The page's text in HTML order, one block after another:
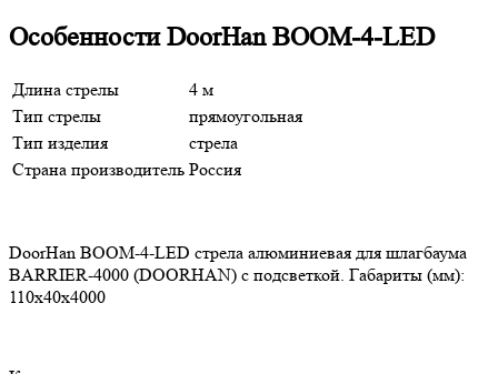
Особенности DoorHan BOOM-4-LED
Длина стрелы
4 м
Тип стрелы
прямоугольная
Тип изделия
стрела
Страна производитель Россия
DoorHan BOOM-4-LED стрела алюминиевая для шлагбаума
BARRIER-4000 (DOORHAN) c подсветкой. Габариты (мм):
110х40x4000